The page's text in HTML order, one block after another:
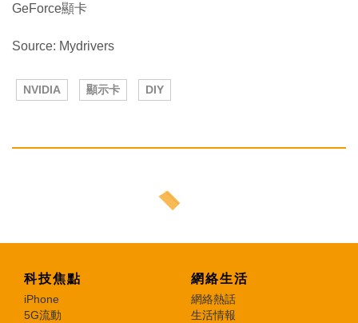
GeForce顯卡
Source: Mydrivers
NVIDIA 顯示卡 DIY
科技焦點
iPhone
5G流動
網絡生活
網絡熱話
生活情報